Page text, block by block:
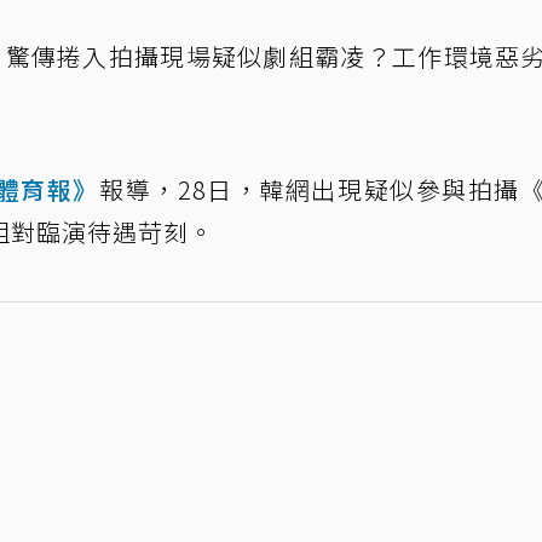
傳捲入拍攝現場疑似劇組霸凌？工作環境惡
育報》 報導，28日，韓網出現疑似參與拍攝
臨演待遇苛刻。